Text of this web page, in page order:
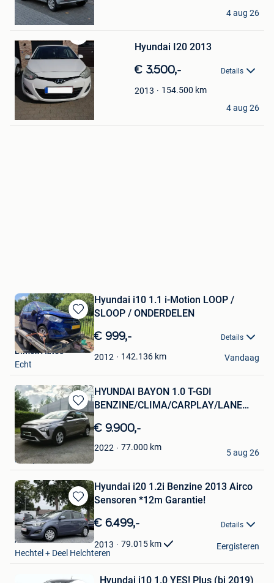
BTMM
Genk
4 aug 26
Bewaren
in
Favorieten
Hyundai I20 2013
€ 3.500,- Details
2013 154.500 km
HV
Houthulst
4 aug 26
Bewaren
in
Mijn
Favorieten
Hyundai i10 1.1 i-Motion LOOP /
SLOOP / ONDERDELEN
€ 999,- Details
2012 142.136 km
Bimex Auto's
Echt
Vandaag
Bewaren
in
Mijn
Favorieten
HYUNDAI BAYON 1.0 T-GDI
BENZINE/CLIMA/CARPLAY/LANE
€ 9.900,-
2022 77.000 km
Lemi
Kampenhout
5 aug 26
Bewaren
in
Mijn
Favorieten
Hyundai i20 1.2i Benzine 2013 Airco
Sensoren *12m Garantie!
€ 6.499,- Details
2013 79.015 km
Auto's I&M
Hechtel + Deel Helchteren
Eergisteren
Hyundai i10 1.0 YES! Plus (bj 2019)